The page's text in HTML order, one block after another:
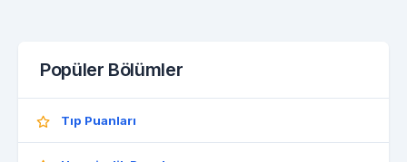
Popüler Bölümler
Tıp Puanları